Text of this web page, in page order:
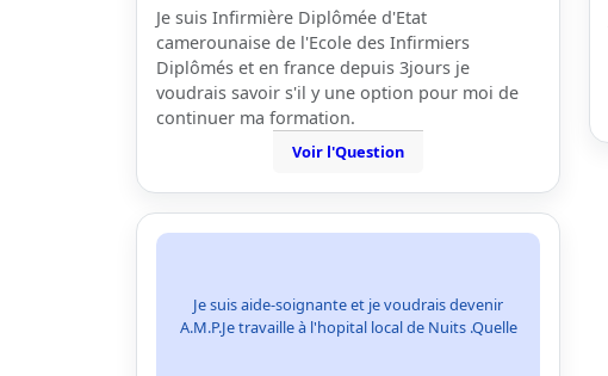
Je suis Infirmière Diplômée d'Etat
camerounaise de l'Ecole des Infirmiers
Diplômés et en france depuis 3jours je
voudrais savoir s'il y une option pour moi de
continuer ma formation.
Voir l'Question
Je suis aide-soignante et je voudrais devenir
A.M.P.Je travaille à l'hopital local de Nuits .Quelle